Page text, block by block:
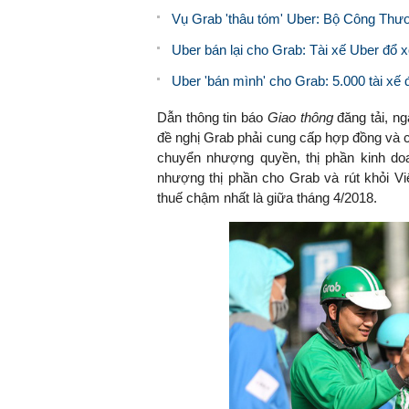
Vụ Grab 'thâu tóm' Uber: Bộ Công
Uber bán lại cho Grab: Tài xế Uber đổ
Uber 'bán mình' cho Grab: 5.000 tài xế
Dẫn thông tin báo Giao thôngđăng tải,
đề nghị Grab phải cung cấp hợp đồng
chuyển nhượng quyền, thị phần kinh
nhượng thị phần cho Grab và rút khỏi
thuế chậm nhất là giữa tháng 4/2018.